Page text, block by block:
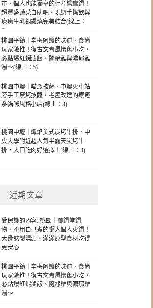
市．個人也能獨享的輕奢鴛鴦鍋！
超豐盛蔬菜自助吧、現調手搖飲與
療癒生乳銅鑼燒完美結合(線上：
6)
桃園平鎮｜辛梅阿嬤的味道．食尚
玩家激推！復古文青風懷舊小吃，
必點爆紅蝦滷飯、隨緣雞與濃郁雞
湯～(線上：5)
桃園中壢｜喵派披薩．中壢火車站
旁手工窯烤披薩，老屋改建的療癒
系貓咪風格小店(線上：3)
桃園中壢｜熾焰美式炭烤牛排．中
央大學附近超人氣半露天炭烤牛
排，大口吃肉好選擇！(線上：3)
近期文章
受保護的內容: 桃園｜御鍋堂鍋
物．不用自己煮的懶人個人火鍋！
大骨熬製湯頭、滿滿原型食材吃得
更安心
桃園平鎮｜辛梅阿嬤的味道．食尚
玩家激推！復古文青風懷舊小吃，
必點爆紅蝦滷飯、隨緣雞與濃郁雞
湯～